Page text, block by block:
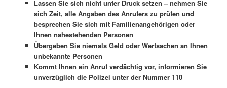
Lassen Sie sich nicht unter Druck setzen – nehmen Sie
sich Zeit, alle Angaben des Anrufers zu prüfen und
besprechen Sie sich mit Familienangehörigen oder
Ihnen nahestehenden Personen
Übergeben Sie niemals Geld oder Wertsachen an Ihnen
unbekannte Personen
Kommt Ihnen ein Anruf verdächtig vor, informieren Sie
unverzüglich die Polizei unter der Nummer 110